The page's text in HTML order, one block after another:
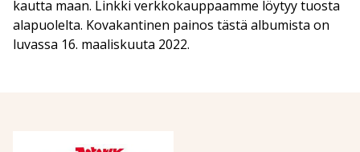
kautta maan. Linkki verkkokauppaamme löytyy tuosta
alapuolelta. Kovakantinen painos tästä albumista on
luvassa 16. maaliskuuta 2022.